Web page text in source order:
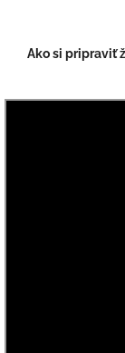
Ako si pripraviť